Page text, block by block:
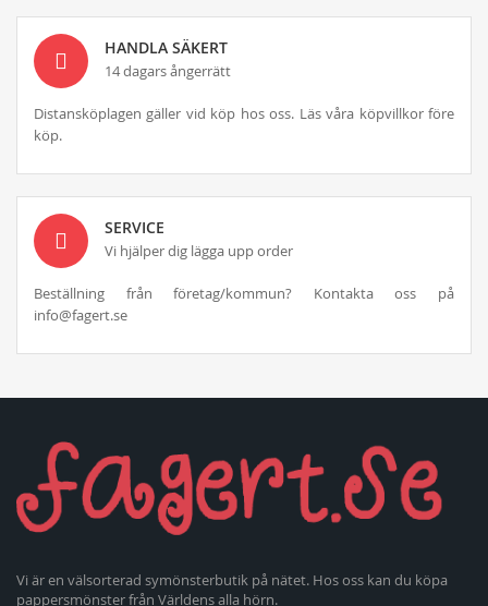
HANDLA SÄKERT
14 dagars ångerrätt
Distansköplagen gäller vid köp hos oss. Läs våra köpvillkor före
köp.
SERVICE
Vi hjälper dig lägga upp order
Beställning från företag/kommun? Kontakta oss på
info@fagert.se
Vi är en välsorterad symönsterbutik på nätet. Hos oss kan du köpa
pappersmönster från Världens alla hörn.